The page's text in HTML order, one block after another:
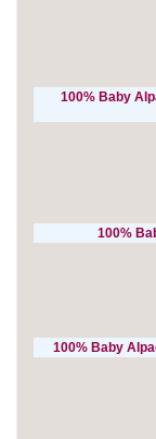
100% Baby
100%
100% Baby